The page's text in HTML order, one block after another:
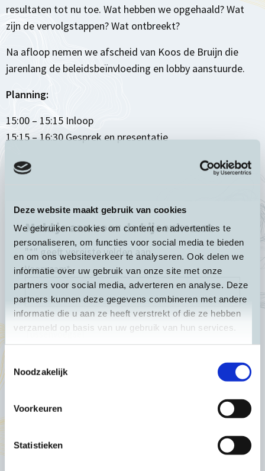
Deze website maakt gebruik van cookies
We gebruiken cookies om content en advertenties te
personaliseren, om functies voor social media te bieden
en om ons websiteverkeer te analyseren. Ook delen we
informatie over uw gebruik van onze site met onze
partners voor social media, adverteren en analyse. Deze
partners kunnen deze gegevens combineren met andere
informatie die u aan ze heeft verstrekt of die ze hebben
verzameld op basis van uw gebruik van hun services.
Toestemmingsselectie
Noodzakelijk
Voorkeuren
Statistieken
resultaten tot nu toe. Wat hebben we opgehaald? Wat
zijn de vervolgstappen? Wat ontbreekt?
Na afloop nemen we afscheid van Koos de Bruijn die
jarenlang de beleidsbeïnvloeding en lobby aanstuurde.
Planning:
15:00 – 15:15 Inloop
15:15 – 16:30 Gesprek en presentatie
Meld je aan voor de bijeenkomst
"*" geeft vereiste velden aan
Voornaam*
Tussenvoegsel